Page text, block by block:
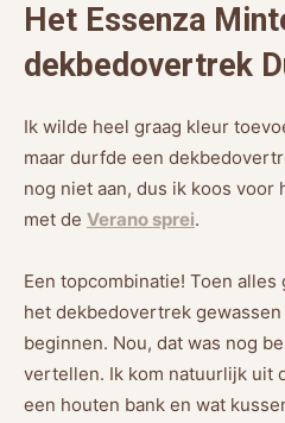
Het Essenza
dekbedovertrek
Ik wilde heel graag kleur
maar durfde een
nog niet aan, dus ik koos voor
met de Verano sprei.
Een topcombinatie! Toen
het dekbedovertrek
beginnen. Nou, dat was nog
vertellen. Ik kom natuurlijk uit
een houten bank en wat